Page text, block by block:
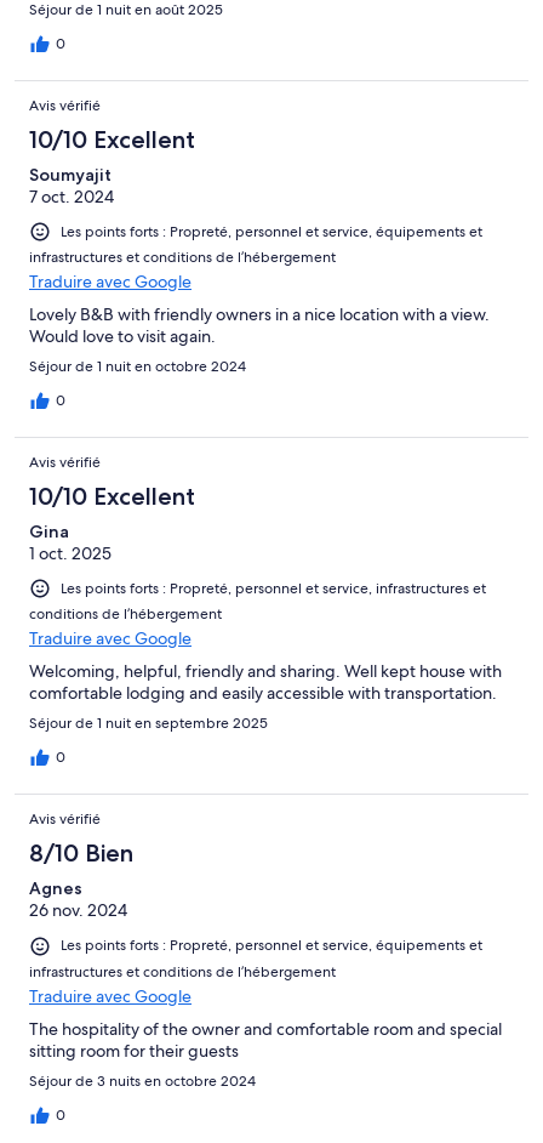
Séjour de 1 nuit en août 2025
0
Avis vérifié
10/10 Excellent
Soumyajit
7 oct. 2024
Les points forts : Propreté, personnel et service, équipements et
infrastructures et conditions de l’hébergement
Traduire avec Google
Lovely B&B with friendly owners in a nice location with a view.
Would love to visit again.
Séjour de 1 nuit en octobre 2024
0
Avis vérifié
10/10 Excellent
Gina
1 oct. 2025
Les points forts : Propreté, personnel et service, infrastructures et
conditions de l’hébergement
Traduire avec Google
Welcoming, helpful, friendly and sharing. Well kept house with
comfortable lodging and easily accessible with transportation.
Séjour de 1 nuit en septembre 2025
0
Avis vérifié
8/10 Bien
Agnes
26 nov. 2024
Les points forts : Propreté, personnel et service, équipements et
infrastructures et conditions de l’hébergement
Traduire avec Google
The hospitality of the owner and comfortable room and special
sitting room for their guests
Séjour de 3 nuits en octobre 2024
0